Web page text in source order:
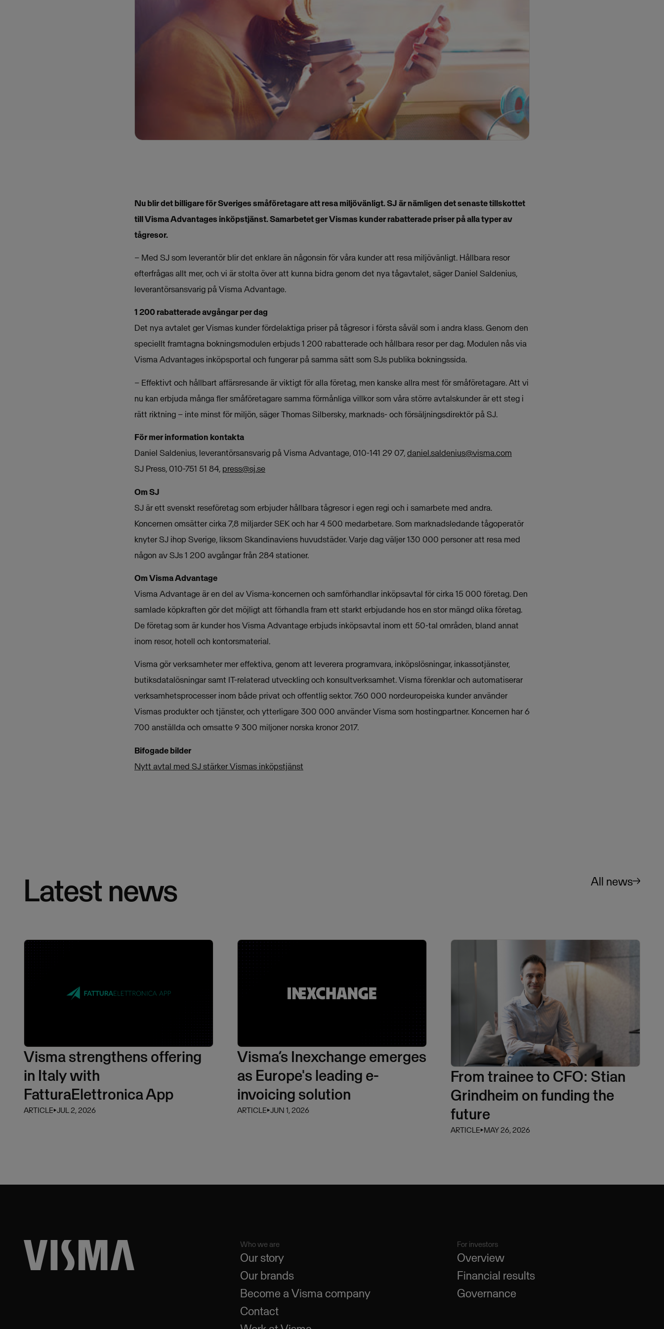
Nu blir det billigare för Sveriges småföretagare att resa miljövänligt. SJ är nämligen det senaste tillskottet
till Visma Advantages inköpstjänst. Samarbetet ger Vismas kunder rabatterade priser på alla typer av
tågresor.
– Med SJ som leverantör blir det enklare än någonsin för våra kunder att resa miljövänligt. Hållbara resor
efterfrågas allt mer, och vi är stolta över att kunna bidra genom det nya tågavtalet, säger Daniel Saldenius,
leverantörsansvarig på Visma Advantage.
1 200 rabatterade avgångar per dag
Det nya avtalet ger Vismas kunder fördelaktiga priser på tågresor i första såväl som i andra klass. Genom den
speciellt framtagna bokningsmodulen erbjuds 1 200 rabatterade och hållbara resor per dag. Modulen nås via
Visma Advantages inköpsportal och fungerar på samma sätt som SJs publika bokningssida.
– Effektivt och hållbart affärsresande är viktigt för alla företag, men kanske allra mest för småföretagare. Att vi
nu kan erbjuda många fler småföretagare samma förmånliga villkor som våra större avtalskunder är ett steg i
rätt riktning – inte minst för miljön, säger Thomas Silbersky, marknads- och försäljningsdirektör på SJ.
För mer information kontakta
Daniel Saldenius, leverantörsansvarig på Visma Advantage, 010-141 29 07,daniel.saldenius@visma.com
SJ Press, 010-751 51 84, press@sj.se
Om SJ
SJ är ett svenskt reseföretag som erbjuder hållbara tågresor i egen regi och i samarbete med andra.
Koncernen omsätter cirka 7,8 miljarder SEK och har 4 500 medarbetare. Som marknadsledande tågoperatör
knyter SJ ihop Sverige, liksom Skandinaviens huvudstäder. Varje dag väljer 130 000 personer att resa med
någon av SJs 1 200 avgångar från 284 stationer.
Om Visma Advantage
Visma Advantage är en del av Visma-koncernen och samförhandlar inköpsavtal för cirka 15 000 företag. Den
samlade köpkraften gör det möjligt att förhandla fram ett starkt erbjudande hos en stor mängd olika företag.
De företag som är kunder hos Visma Advantage erbjuds inköpsavtal inom ett 50-tal områden, bland annat
inom resor, hotell och kontorsmaterial.
Visma gör verksamheter mer effektiva, genom att leverera programvara, inköpslösningar, inkassotjänster,
butiksdatalösningar samt IT-relaterad utveckling och konsultverksamhet. Visma förenklar och automatiserar
verksamhetsprocesser inom både privat och offentlig sektor. 760 000 nordeuropeiska kunder använder
Vismas produkter och tjänster, och ytterligare 300 000 använder Visma som hostingpartner. Koncernen har 6
700 anställda och omsatte 9 300 miljoner norska kronor 2017.
Bifogade bilder
Nytt avtal med SJ stärker Vismas inköpstjänst
Latest news All news
Visma strengthens offering
in Italy with
FatturaElettronica App
ARTICLE⏵JUL 2, 2026
Visma’s Inexchange emerges
as Europe's leading e-
invoicing solution
ARTICLE⏵JUN 1, 2026
From trainee to CFO: Stian
Grindheim on funding the
future
ARTICLE⏵MAY 26, 2026
Who we are
Our story
Our brands
Become a Visma company
Contact
For investors
Overview
Financial results
Governance